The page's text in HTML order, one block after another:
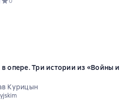
опере. Три истории из «Войны и
Курицын